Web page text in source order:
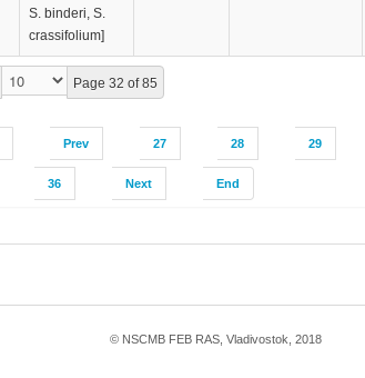
Page 32 of 85
Prev 27 28 29
36 Next End
S. binderi, S.
crassifolium]
© NSCMB FEB RAS, Vladivostok, 2018